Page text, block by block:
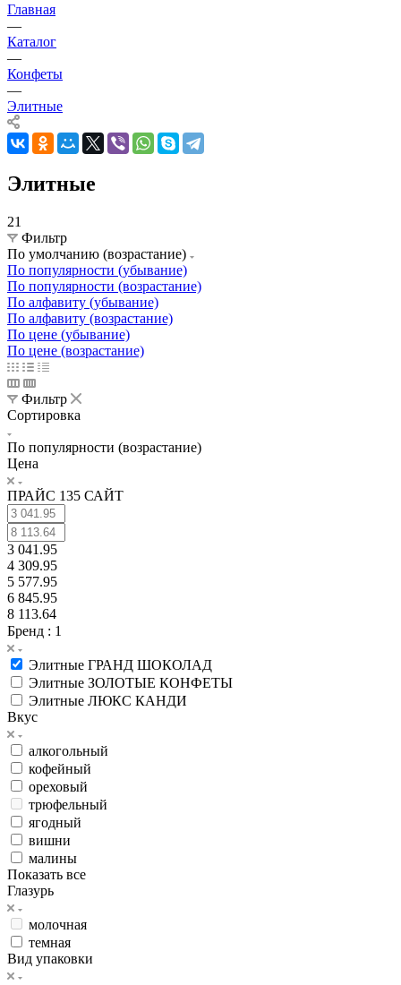
Главная
—
Каталог
—
Конфеты
—
Элитные
Элитные
21
Фильтр
По умолчанию (возрастание)
По популярности (убывание)
По популярности (возрастание)
По алфавиту (убывание)
По алфавиту (возрастание)
По цене (убывание)
По цене (возрастание)
Фильтр
Сортировка
По популярности (возрастание)
Цена
ПРАЙС 135 САЙТ
3 041.95
4 309.95
5 577.95
6 845.95
8 113.64
Бренд : 1
Элитные ГРАНД ШОКОЛАД
Элитные ЗОЛОТЫЕ КОНФЕТЫ
Элитные ЛЮКС КАНДИ
Вкус
алкогольный
кофейный
ореховый
трюфельный
ягодный
вишни
малины
Показать все
Глазурь
молочная
темная
Вид упаковки